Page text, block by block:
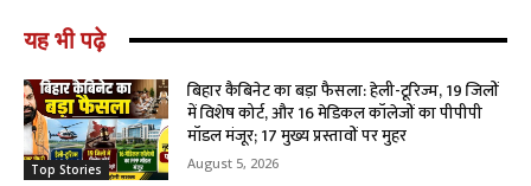
यह भी पढ़े
Top Stories
बिहार कैबिनेट का बड़ा फैसला: हेली-टूरिज्म, 19 जिलों
में विशेष कोर्ट, और 16 मेडिकल कॉलेजों का पीपीपी
मॉडल मंजूर; 17 मुख्य प्रस्तावों पर मुहर
August 5, 2026